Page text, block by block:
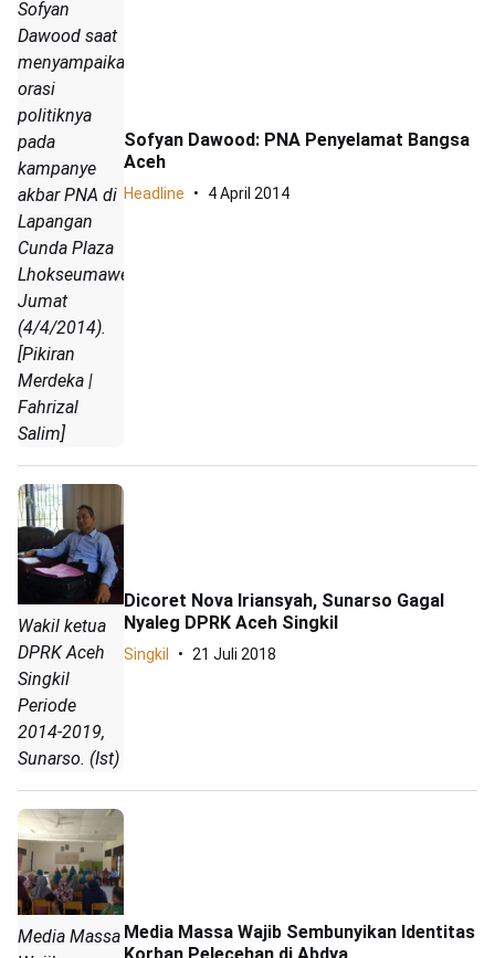
Sofyan
Dawood saat
menyampaikan
orasi
politiknya
pada
kampanye
akbar PNA di
Lapangan
Cunda Plaza
Lhokseumawe,
Jumat
(4/4/2014).
[Pikiran
Merdeka |
Fahrizal
Salim]
Sofyan Dawood: PNA Penyelamat Bangsa
Aceh
Headline 4 April 2014
Wakil ketua
DPRK Aceh
Singkil
Periode
2014-2019,
Sunarso. (Ist)
Dicoret Nova Iriansyah, Sunarso Gagal
Nyaleg DPRK Aceh Singkil
Singkil 21 Juli 2018
Media Massa Media Massa Wajib Sembunyikan Identitas